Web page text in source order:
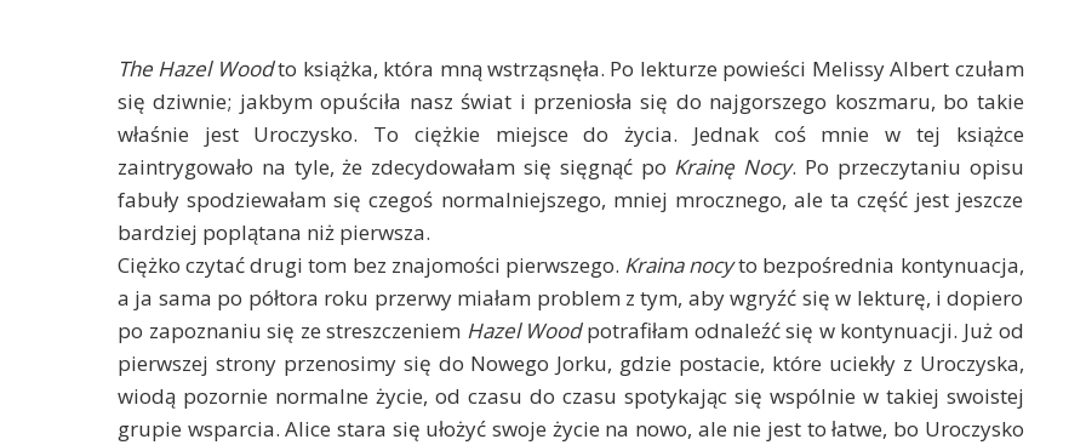
The Hazel Woodto książka, która mną wstrząsnęła. Po lekturze powieści Melissy Albert czułam
się dziwnie; jakbym opuściła nasz świat i przeniosła się do najgorszego koszmaru, bo takie
właśnie jest Uroczysko. To ciężkie miejsce do życia. Jednak coś mnie w tej książce
zaintrygowało na tyle, że zdecydowałam się sięgnąć po Krainę Nocy. Po przeczytaniu opisu
fabuły spodziewałam się czegoś normalniejszego, mniej mrocznego, ale ta część jest jeszcze
bardziej poplątana niż pierwsza.
Ciężko czytać drugi tom bez znajomości pierwszego. Kraina nocyto bezpośrednia kontynuacja,
a ja sama po półtora roku przerwy miałam problem z tym, aby wgryźć się w lekturę, i dopiero
po zapoznaniu się ze streszczeniem Hazel Woodpotrafiłam odnaleźć się w kontynuacji. Już od
pierwszej strony przenosimy się do Nowego Jorku, gdzie postacie, które uciekły z Uroczyska,
wiodą pozornie normalne życie, od czasu do czasu spotykając się wspólnie w takiej swoistej
grupie wsparcia. Alice stara się ułożyć swoje życie na nowo, ale nie jest to łatwe, bo Uroczysko